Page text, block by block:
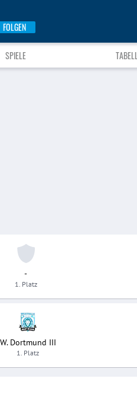
FOLGEN
SPIELE
-
1. Platz
W. Dortmund III
1. Platz